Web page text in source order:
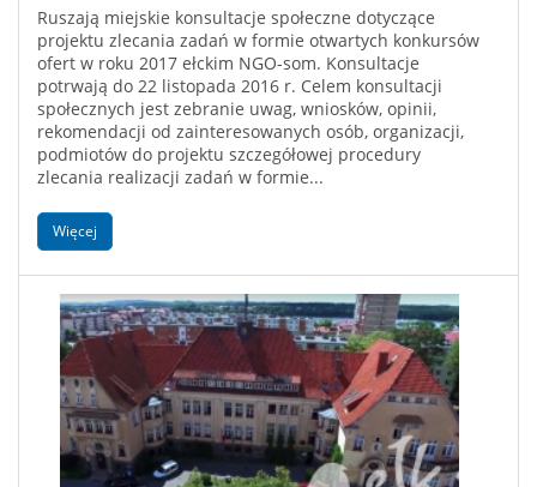
Ruszają miejskie konsultacje społeczne dotyczące
projektu zlecania zadań w formie otwartych konkursów
ofert w roku 2017 ełckim NGO-som. Konsultacje
potrwają do 22 listopada 2016 r. Celem konsultacji
społecznych jest zebranie uwag, wniosków, opinii,
rekomendacji od zainteresowanych osób, organizacji,
podmiotów do projektu szczegółowej procedury
zlecania realizacji zadań w formie...
Więcej